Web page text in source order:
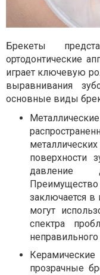
Брекеты
ортодонтические
играет ключевую
выравнивания
основные виды
поверхности
давление
заключается в
могут
спектра
неправильного
прозрачные